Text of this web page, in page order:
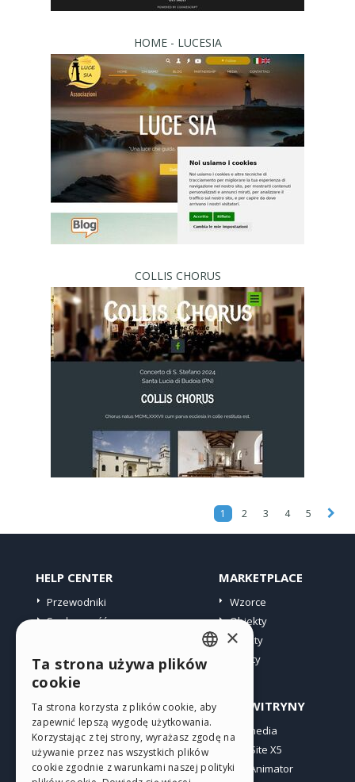
HOME - LUCESIA
COLLIS CHORUS
1 2 3 4 5
HELP CENTER
Przewodniki
Społeczność
MARKETPLACE
Wzorce
Obiekty
Punkty
Oferty
PROFIL
Moje wpisy
Moje licencje
Pobieranie
INNE WITRYNY
Incomedia
WebSite X5
WebAnimator
ENGLISH
GERMAN
SPANISH
PORTUGUESE
×
Ta strona używa plików
cookie
Ta strona korzysta z plików cookie, aby
zapewnić lepszą wygodę użytkowania.
Korzystając z tej strony, wyrażasz zgodę na
używanie przez nas wszystkich plików
cookie zgodnie z warunkami naszej polityki